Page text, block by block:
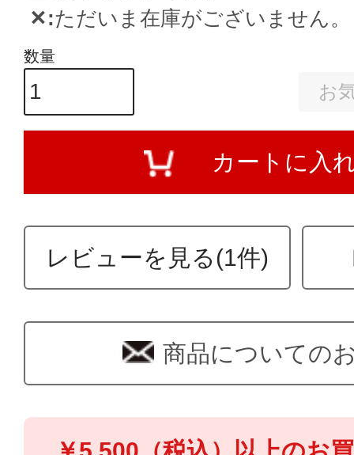
✕ ただいま在庫がございません。
お
カートに入
レビューを見る(1件)
商品についての